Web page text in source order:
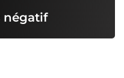
négatif